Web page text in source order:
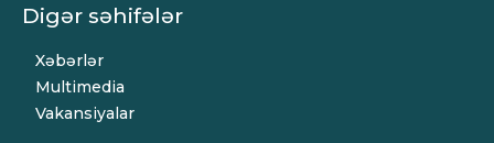
Digər səhifələr
Xəbərlər
Multimedia
Vakansiyalar